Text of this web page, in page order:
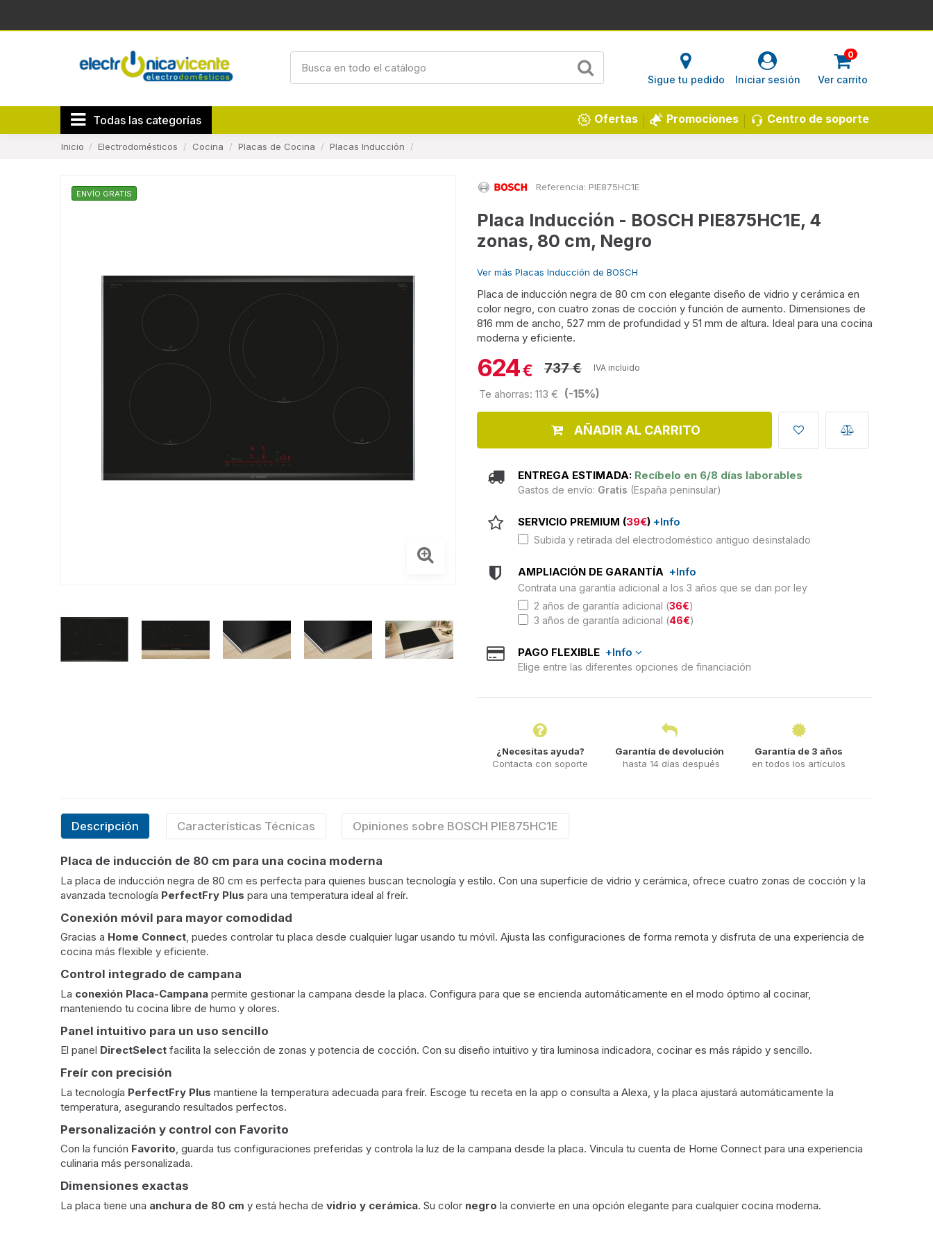
Sigue tu pedido Iniciar sesión
0
Ver carrito
Todas las categorías Centro de soporte
Promociones
Ofertas
Inicio Electrodomésticos Cocina Placas de Cocina Placas Inducción
ENVÍO GRATIS
Referencia: PIE875HC1E
Placa Inducción - BOSCH PIE875HC1E, 4
zonas, 80 cm, Negro
Ver más Placas Inducción de BOSCH
Placa de inducción negra de 80 cm con elegante diseño de vidrio y cerámica en
color negro, con cuatro zonas de cocción y función de aumento. Dimensiones de
816 mm de ancho, 527 mm de profundidad y 51 mm de altura. Ideal para una cocina
moderna y eficiente.
624€ 737 € IVA incluido
Te ahorras: 113 € (-15%)
AÑADIR AL CARRITO
ENTREGA ESTIMADA: Recíbelo en 6/8 días laborables
Gastos de envío: Gratis (España peninsular)
SERVICIO PREMIUM (39€) +Info
Subida y retirada del electrodoméstico antiguo desinstalado
AMPLIACIÓN DE GARANTÍA +Info
Contrata una garantía adicional a los 3 años que se dan por ley
2 años de garantía adicional (36€)
3 años de garantía adicional (46€)
PAGO FLEXIBLE +Info
Elige entre las diferentes opciones de financiación
¿Necesitas ayuda?
Contacta con soporte
Garantía de devolución
hasta 14 días después
Garantía de 3 años
en todos los artículos
Descripción Características Técnicas Opiniones sobre BOSCH PIE875HC1E
Placa de inducción de 80 cm para una cocina moderna
La placa de inducción negra de 80 cm es perfecta para quienes buscan tecnología y estilo. Con una superficie de vidrio y cerámica, ofrece cuatro zonas de cocción y la
avanzada tecnología PerfectFry Plus para una temperatura ideal al freír.
Conexión móvil para mayor comodidad
Gracias a Home Connect, puedes controlar tu placa desde cualquier lugar usando tu móvil. Ajusta las configuraciones de forma remota y disfruta de una experiencia de
cocina más flexible y eficiente.
Control integrado de campana
La conexión Placa-Campana permite gestionar la campana desde la placa. Configura para que se encienda automáticamente en el modo óptimo al cocinar,
manteniendo tu cocina libre de humo y olores.
Panel intuitivo para un uso sencillo
El panel DirectSelect facilita la selección de zonas y potencia de cocción. Con su diseño intuitivo y tira luminosa indicadora, cocinar es más rápido y sencillo.
Freír con precisión
La tecnología PerfectFry Plus mantiene la temperatura adecuada para freír. Escoge tu receta en la app o consulta a Alexa, y la placa ajustará automáticamente la
temperatura, asegurando resultados perfectos.
Personalización y control con Favorito
Con la función Favorito, guarda tus configuraciones preferidas y controla la luz de la campana desde la placa. Vincula tu cuenta de Home Connect para una experiencia
culinaria más personalizada.
Dimensiones exactas
La placa tiene una anchura de 80 cm y está hecha de vidrio y cerámica. Su color negro la convierte en una opción elegante para cualquier cocina moderna.